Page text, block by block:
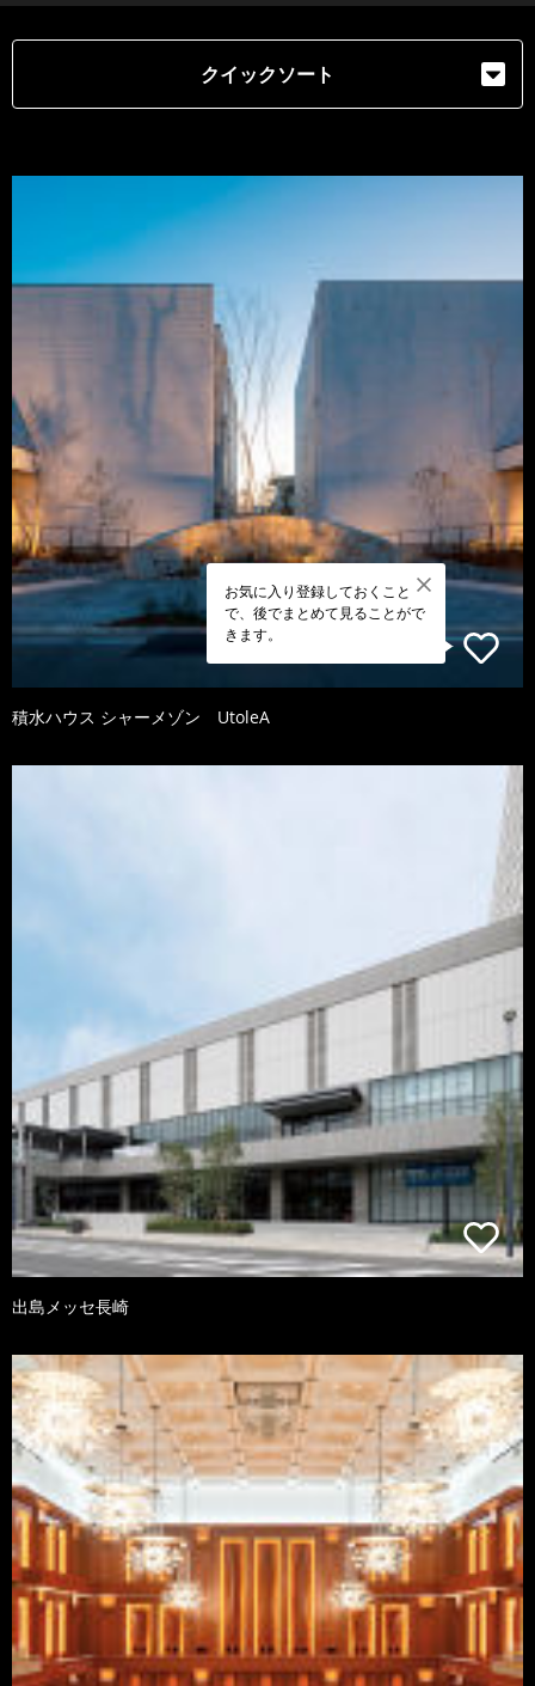
クイックソート
お気に入り登録しておくこと
で、後でまとめて見ることがで
きます。
積水ハウス シャーメゾン UtoleA
出島メッセ長崎